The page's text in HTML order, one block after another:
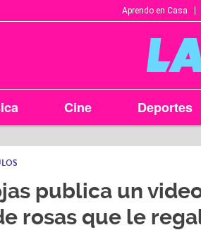
Aprendo en Casa
Cine Deportes
publica un
rosas que le